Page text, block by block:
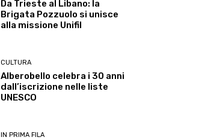
Da Trieste al Libano: la
Brigata Pozzuolo si unisce
alla missione Unifil
CULTURA
Alberobello celebra i 30 anni
dall’iscrizione nelle liste
UNESCO
IN PRIMA FILA